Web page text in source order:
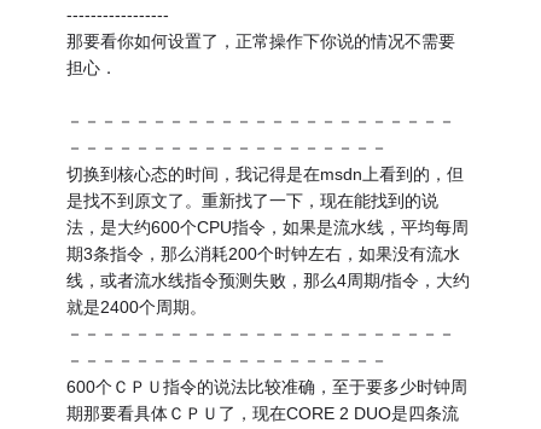
-----------------
那要看你如何设置了，正常操作下你说的情况不需要
担心．
－－－－－－－－－－－－－－－－－－－－－－－
－－－－－－－－－－－－－－－－－－－
切换到核心态的时间，我记得是在msdn上看到的，但
是找不到原文了。重新找了一下，现在能找到的说
法，是大约600个CPU指令，如果是流水线，平均每周
期3条指令，那么消耗200个时钟左右，如果没有流水
线，或者流水线指令预测失败，那么4周期/指令，大约
就是2400个周期。
－－－－－－－－－－－－－－－－－－－－－－－
－－－－－－－－－－－－－－－－－－－
600个ＣＰＵ指令的说法比较准确，至于要多少时钟周
期那要看具体ＣＰＵ了，现在CORE 2 DUO是四条流